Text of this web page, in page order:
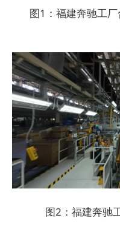
图1：福建奔驰工厂
图2：福建奔驰